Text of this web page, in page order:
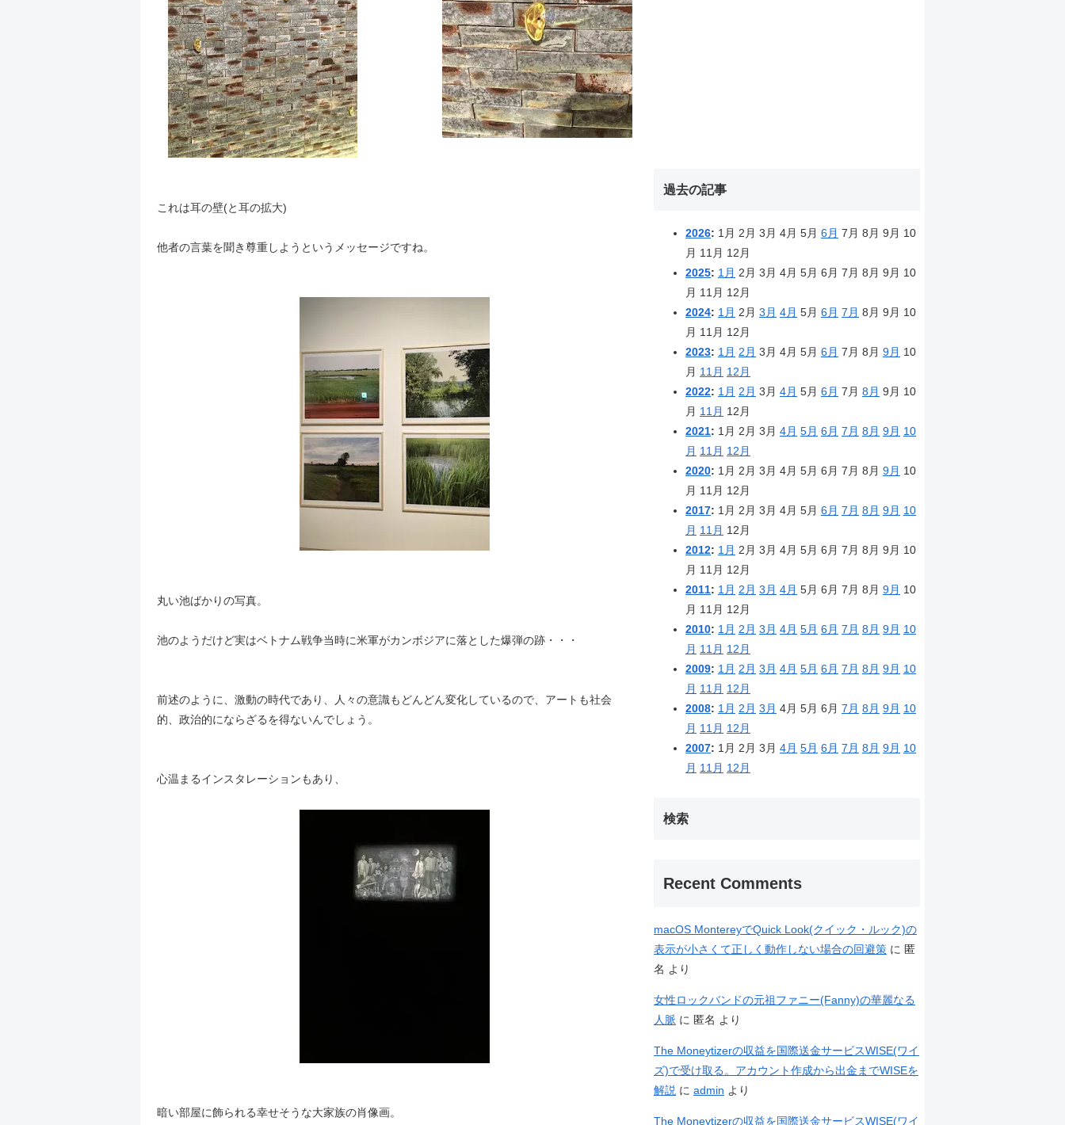
これは耳の壁(と耳の拡大)
他者の言葉を聞き尊重しようというメッセージですね。
丸い池ばかりの写真。
池のようだけど実はベトナム戦争当時に米軍がカンボジアに落とした爆弾の跡・・・
前述のように、激動の時代であり、人々の意識もどんどん変化しているので、アートも社会
的、政治的にならざるを得ないんでしょう。
心温まるインスタレーションもあり、
暗い部屋に飾られる幸せそうな大家族の肖像画。
過去の記事
2026: 1月 2月 3月 4月 5月 6月 7月 8月 9月 10
月 11月 12月
2025: 1月 2月 3月 4月 5月 6月 7月 8月 9月 10
月 11月 12月
2024: 1月 2月 3月 4月 5月 6月 7月 8月 9月 10
月 11月 12月
2023: 1月 2月 3月 4月 5月 6月 7月 8月 9月 10
月 11月 12月
2022: 1月 2月 3月 4月 5月 6月 7月 8月 9月 10
月 11月 12月
2021: 1月 2月 3月 4月 5月 6月 7月 8月 9月 10
月 11月 12月
2020: 1月 2月 3月 4月 5月 6月 7月 8月 9月 10
月 11月 12月
2017: 1月 2月 3月 4月 5月 6月 7月 8月 9月 10
月 11月 12月
2012: 1月 2月 3月 4月 5月 6月 7月 8月 9月 10
月 11月 12月
2011: 1月 2月 3月 4月 5月 6月 7月 8月 9月 10
月 11月 12月
2010: 1月 2月 3月 4月 5月 6月 7月 8月 9月 10
月 11月 12月
2009: 1月 2月 3月 4月 5月 6月 7月 8月 9月 10
月 11月 12月
2008: 1月 2月 3月 4月 5月 6月 7月 8月 9月 10
月 11月 12月
2007: 1月 2月 3月 4月 5月 6月 7月 8月 9月 10
月 11月 12月
検索
Recent Comments
macOS MontereyでQuick Look(クイック・ルック)の
表示が小さくて正しく動作しない場合の回避策 に 匿
名 より
女性ロックバンドの元祖ファニー(Fanny)の華麗なる
人脈 に 匿名 より
The Moneytizerの収益を国際送金サービスWISE(ワイ
ズ)で受け取る。アカウント作成から出金までWISEを
解説 に admin より
The Moneytizerの収益を国際送金サービスWISE(ワイ